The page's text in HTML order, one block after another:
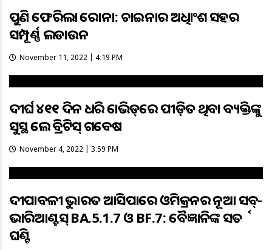
ପୁଣି ଫେରିଲା କରୋନା: ଚାଇନାର ଅଧିକାଂଶ ସହର
ସମ୍ପୂର୍ଣ୍ଣ ଲକଡାଉନ
November 11, 2022 | 4:19 PM
ଦୀର୍ଘ ୪୧୧ ଦିନ ଧରି କୋଭିଡ୍‌ରେ ପୀଡ଼ିତ ଥିବା ବ୍ୟକ୍ତିଙ୍କୁ
ସୁସ୍ଥ କଲେ ବ୍ରିଟିସ୍‌ ଗବେଷକ
November 4, 2022 | 3:59 PM
ଦୀପାବଳୀକୁ ଭାରତ ଆସିପାରେ ଓମିକ୍ରନର ନୂଆ ସବ୍-
ଭାରିଆଣ୍ଟସ୍ BA.5.1.7 ଓ BF.7: ବୈଜ୍ଞାନିକଙ୍କ ସତର୍କ
ଘଣ୍ଟି